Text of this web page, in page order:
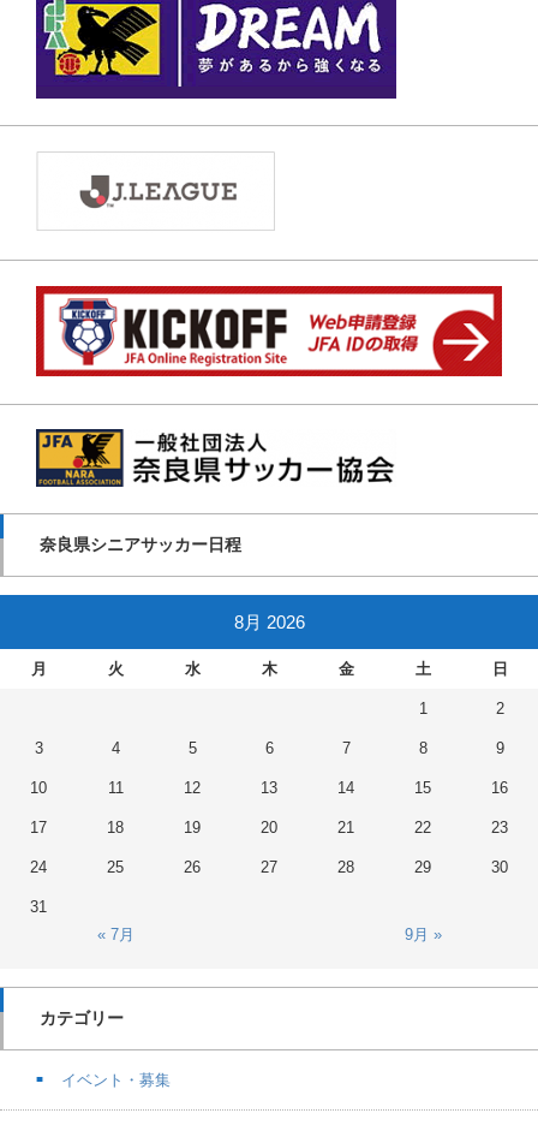
奈良県シニアサッカー日程
8月 2026
月 火 水 木 金 土 日
1 2
3 4 5 6 7 8 9
10 11 12 13 14 15 16
17 18 19 20 21 22 23
24 25 26 27 28 29 30
31
« 7月
9月 »
カテゴリー
イベント・募集